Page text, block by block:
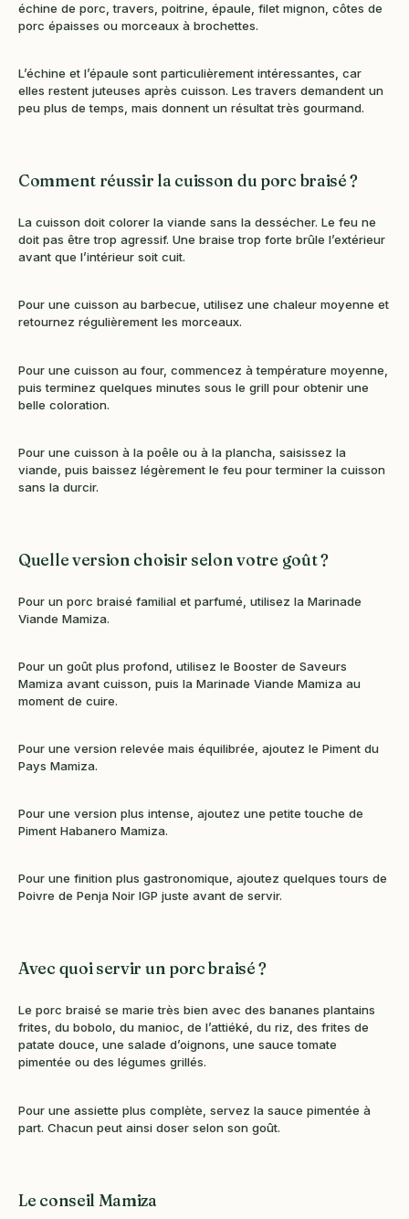
échine de porc, travers, poitrine, épaule, filet mignon, côtes de
porc épaisses ou morceaux à brochettes.
L’échine et l’épaule sont particulièrement intéressantes, car
elles restent juteuses après cuisson. Les travers demandent un
peu plus de temps, mais donnent un résultat très gourmand.
Comment réussir la cuisson du porc braisé ?
La cuisson doit colorer la viande sans la dessécher. Le feu ne
doit pas être trop agressif. Une braise trop forte brûle l’extérieur
avant que l’intérieur soit cuit.
Pour une cuisson au barbecue, utilisez une chaleur moyenne et
retournez régulièrement les morceaux.
Pour une cuisson au four, commencez à température moyenne,
puis terminez quelques minutes sous le grill pour obtenir une
belle coloration.
Pour une cuisson à la poêle ou à la plancha, saisissez la
viande, puis baissez légèrement le feu pour terminer la cuisson
sans la durcir.
Quelle version choisir selon votre goût ?
Pour un porc braisé familial et parfumé, utilisez la Marinade
Viande Mamiza.
Pour un goût plus profond, utilisez le Booster de Saveurs
Mamiza avant cuisson, puis la Marinade Viande Mamiza au
moment de cuire.
Pour une version relevée mais équilibrée, ajoutez le Piment du
Pays Mamiza.
Pour une version plus intense, ajoutez une petite touche de
Piment Habanero Mamiza.
Pour une finition plus gastronomique, ajoutez quelques tours de
Poivre de Penja Noir IGP juste avant de servir.
Avec quoi servir un porc braisé ?
Le porc braisé se marie très bien avec des bananes plantains
frites, du bobolo, du manioc, de l’attiéké, du riz, des frites de
patate douce, une salade d’oignons, une sauce tomate
pimentée ou des légumes grillés.
Pour une assiette plus complète, servez la sauce pimentée à
part. Chacun peut ainsi doser selon son goût.
Le conseil Mamiza